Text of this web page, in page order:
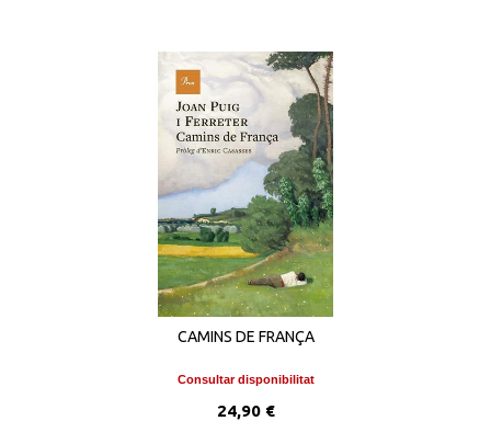
CAMINS DE FRANÇA
Consultar disponibilitat
24,90 €